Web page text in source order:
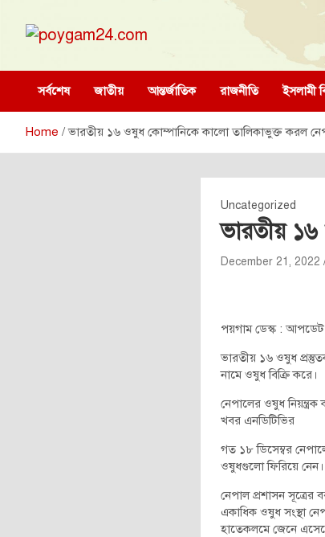
content
poygam24.com
সর্বশেষ জাতীয় আন্তর্জাতিক রাজনীতি ইসলামী
Home ভারতীয় ১৬ ওষুধ কোম্পানিকে কালো তালিকাভুক্ত করল
Uncategorized
ভারতীয়
December 21, 2022
পয়গাম ডেস্ক : আপডেট
ভারতীয় ১৬ ওষুধ
নামে ওষুধ বিক্রি করে।
নেপালের ওষুধ নিয়ন্ত্রক
খবর এনডিটিভির
গত ১৮ ডিসেম্বর
ওষুধগুলো ফিরিয়ে নেন।
নেপাল প্রশাসন
একাধিক ওষুধ সংস্থা
হাতেকলমে জেনে